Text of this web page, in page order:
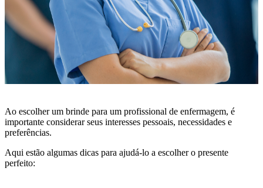
Ao escolher um brinde para um profissional de enfermagem, é
importante considerar seus interesses pessoais, necessidades e
preferências.
Aqui estão algumas dicas para ajudá-lo a escolher o presente
perfeito: